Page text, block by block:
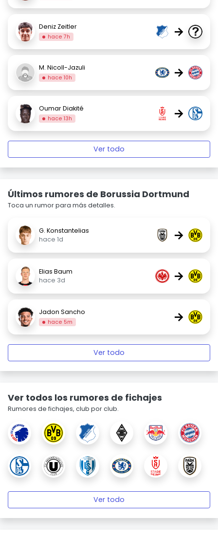
Deniz Zeitler
hace 7h →
M. Nicoll-Jazuli
hace 10h →
Oumar Diakité
hace 13h →
Ver todo
Últimos rumores de Borussia Dortmund
Toca un rumor para más detalles.
G. Konstantelias
hace 1d
→
Elias Baum
hace 3d
→
Jadon Sancho
hace 5m →
Ver todo
Ver todos los rumores de fichajes
Rumores de fichajes, club por club.
Ver todo